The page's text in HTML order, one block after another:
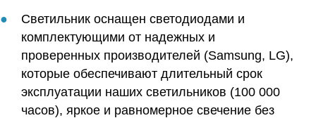
Светильник оснащен светодиодами и
комплектующими от надежных и
проверенных производителей (Samsung, LG),
которые обеспечивают длительный срок
эксплуатации наших светильников (100 000
часов), яркое и равномерное свечение без